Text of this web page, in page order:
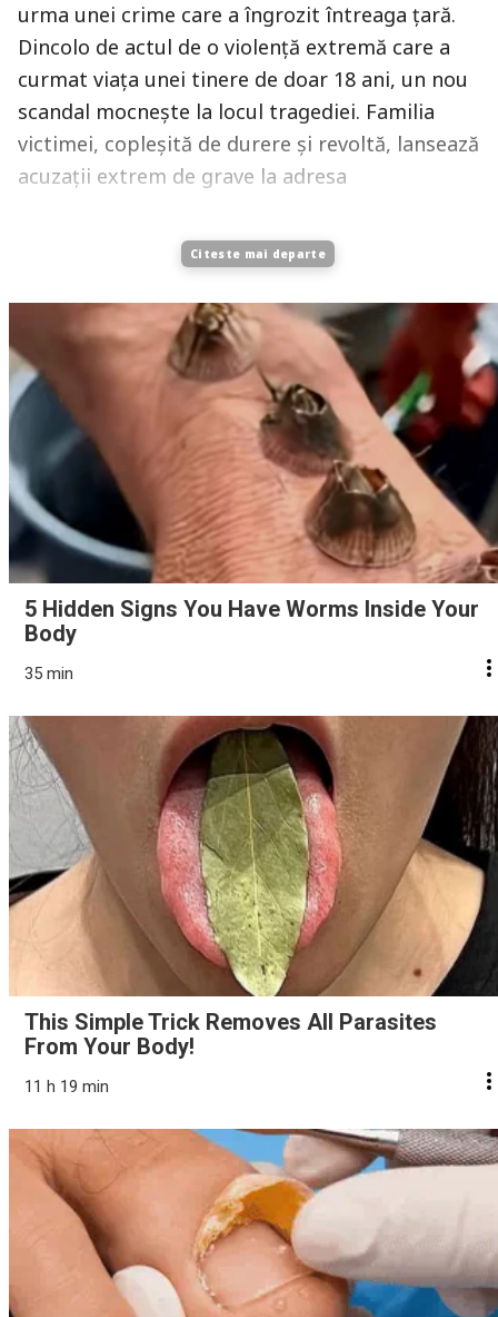
urma unei crime care a îngrozit întreaga țară.
Dincolo de actul de o violență extremă care a
curmat viața unei tinere de doar 18 ani, un nou
scandal mocnește la locul tragediei. Familia
victimei, copleșită de durere și revoltă, lansează
acuzații extrem de grave la adresa
Citeste mai departe
5 Hidden Signs You Have Worms Inside Your
Body
35 min
This Simple Trick Removes All Parasites
From Your Body!
11 h 19 min